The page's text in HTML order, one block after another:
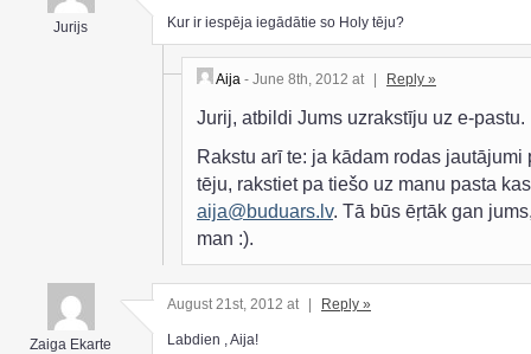
Jurijs Kur ir iespēja iegādātie so Holy tēju?
Aija - June 8th, 2012 at Reply »
Jurij, atbildi Jums uzrakstīju uz e-pastu.
Rakstu arī te: ja kādam rodas jautājumi
tēju, rakstiet pa tiešo uz manu pasta
aija@buduars.lv. Tā būs ēŗtāk gan
man :).
Zaiga Ekarte
August 21st, 2012 at | Reply »
Labdien , Aija!